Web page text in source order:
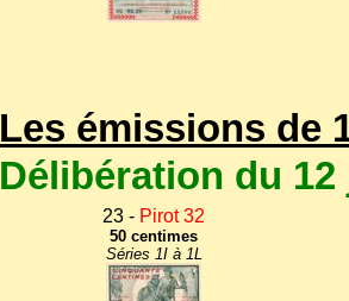
Les émissions de
Délibération du
23 - Pirot 32
50 centimes
Séries 1I à 1L